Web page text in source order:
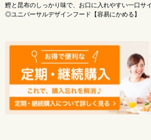
鰹と昆布のしっかり味で、お口に入れやすい一口サイ
◎ユニバーサルデザインフード【容易にかめる】